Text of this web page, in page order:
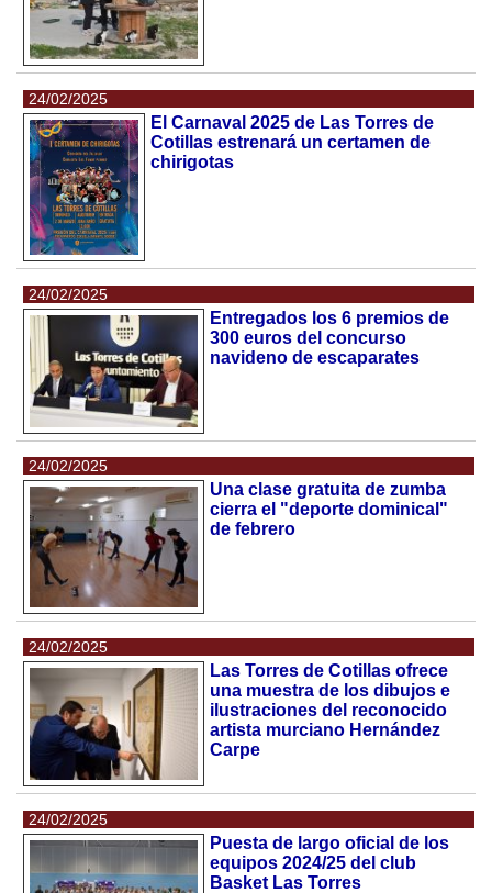
24/02/2025
El Carnaval 2025 de Las Torres de
Cotillas estrenará un certamen de
chirigotas
24/02/2025
Entregados los 6 premios de
300 euros del concurso
navideno de escaparates
24/02/2025
Una clase gratuita de zumba
cierra el "deporte dominical"
de febrero
24/02/2025
Las Torres de Cotillas ofrece
una muestra de los dibujos e
ilustraciones del reconocido
artista murciano Hernández
Carpe
24/02/2025
Puesta de largo oficial de los
equipos 2024/25 del club
Basket Las Torres